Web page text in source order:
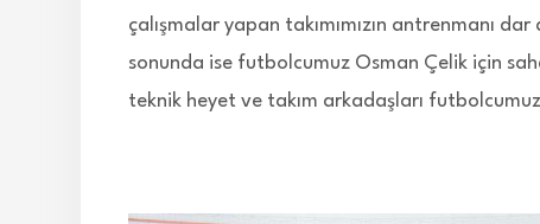
çalışmalar yapan takımımızın antrenmanı
sonunda ise futbolcumuz Osman Çelik için
teknik heyet ve takım arkadaşları